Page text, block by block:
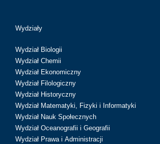
Wydziały
Wydział Biologii
Wydział Chemii
Wydział Ekonomiczny
Wydział Filologiczny
Wydział Historyczny
Wydział Matematyki, Fizyki i Informatyki
Wydział Nauk Społecznych
Wydział Oceanografii i Geografii
Wydział Prawa i Administracji